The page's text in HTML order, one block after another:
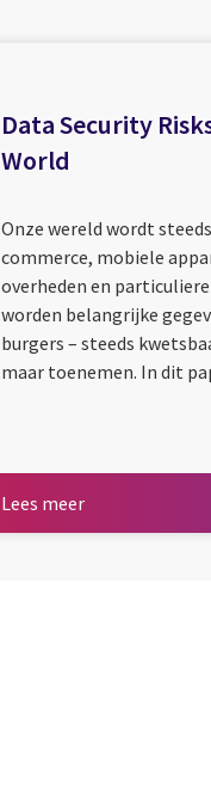
Data Security
World
Onze wereld wordt
commerce, mobiele
overheden en
worden belangrijke
burgers – steeds
maar toenemen. In dit
Lees meerLees meer